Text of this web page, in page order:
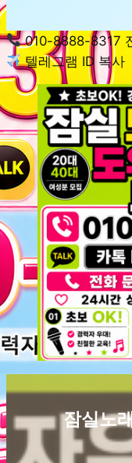
010-8888-8317
텔레그램 ID 복사
잠실노